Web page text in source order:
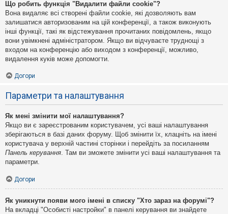
Що робить функція "Видалити файли cookie"?
Вона видаляє всі створені файли cookie, які дозволяють вам
залишатися авторизованим на цій конференції, а також виконують
інші функції, такі як відстежування прочитаних повідомлень, якщо
вони увімкнені адміністратором. Якщо ви відчуваєте труднощі з
входом на конференцію або виходом з конференції, можливо,
видалення куків може допомогти.
Догори
Параметри та налаштування
Як мені змінити мої налаштування?
Якщо ви є зареєстрованим користувачем, усі ваші налаштування
зберігаються в базі даних форуму. Щоб змінити їх, клацніть на імені
користувача у верхній частині сторінки і перейдіть за посиланням
Панель керування . Там ви зможете змінити усі ваші налаштування та
параметри.
Догори
Як уникнути появи мого імені в списку "Хто зараз на форумі"?
На вкладці "Особисті настройки" в панелі керування ви знайдете